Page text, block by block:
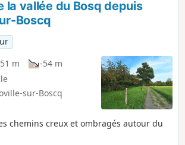
toile de fond la présence
promenade 100% en
tous ces lieux
la vallée du Bosq depuis
Boscq
m
-54 m
sur-Boscq
chemins creux et ombragés autour du